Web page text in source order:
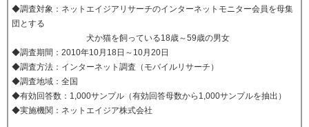
◆調査対象：ネットエイジアリサーチのインターネットモニター会員を母集
団とする
犬か猫を飼っている18歳～59歳の男女
◆調査期間：2010年10月18日～10月20日
◆調査方法：インターネット調査（モバイルリサーチ）
◆調査地域：全国
◆有効回答数：1,000サンプル（有効回答母数から1,000サンプルを抽出）
◆実施機関：ネットエイジア株式会社